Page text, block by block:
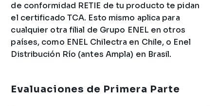
de conformidad RETIE de tu producto te pidan
el certificado TCA. Esto mismo aplica para
cualquier otra filial de Grupo ENEL en otros
países, como ENEL Chilectra en Chile, o Enel
Distribución Río (antes Ampla) en Brasil.
Evaluaciones de Primera Parte